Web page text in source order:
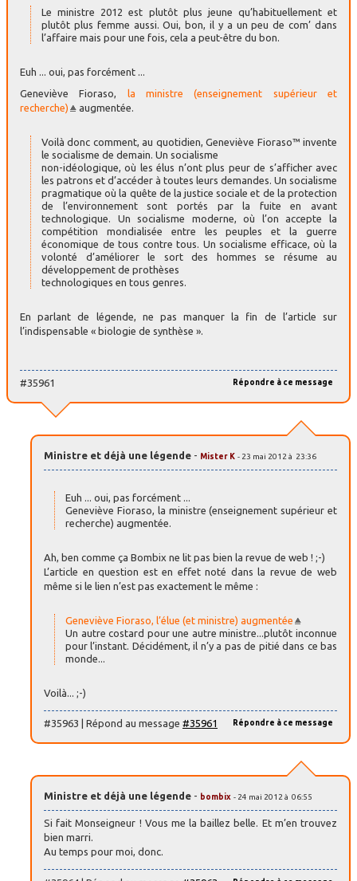
Le ministre 2012 est plutôt plus jeune qu’habituellement et
plutôt plus femme aussi. Oui, bon, il y a un peu de com’ dans
l’affaire mais pour une fois, cela a peut-être du bon.
Euh ... oui, pas forcément ...
Geneviève Fioraso, la ministre (enseignement supérieur et
recherche)
augmentée.
Voilà donc comment, au quotidien, Geneviève Fioraso™ invente
le socialisme de demain. Un socialisme
non-idéologique, où les élus n’ont plus peur de s’afficher avec
les patrons et d’accéder à toutes leurs demandes. Un socialisme
pragmatique où la quête de la justice sociale et de la protection
de l’environnement sont portés par la fuite en avant
technologique. Un socialisme moderne, où l’on accepte la
compétition mondialisée entre les peuples et la guerre
économique de tous contre tous. Un socialisme efficace, où la
volonté d’améliorer le sort des hommes se résume au
développement de prothèses
technologiques en tous genres.
En parlant de légende, ne pas manquer la fin de l’article sur
l’indispensable « biologie de synthèse ».
Répondre à ce message
#35961
Ministre et déjà une légende - Mister K - 23 mai 2012 à 23:36
Euh ... oui, pas forcément ...
Geneviève Fioraso, la ministre (enseignement supérieur et
recherche) augmentée.
Ah, ben comme ça Bombix ne lit pas bien la revue de web ! ;-)
L’article en question est en effet noté dans la revue de web
même si le lien n’est pas exactement le même :
Geneviève Fioraso, l’élue (et ministre) augmentée
Un autre costard pour une autre ministre...plutôt inconnue
pour l’instant. Décidément, il n’y a pas de pitié dans ce bas
monde...
Voilà... ;-)
Répondre à ce message
#35963 | Répond au message #35961
Ministre et déjà une légende - bombix - 24 mai 2012 à 06:55
Si fait Monseigneur ! Vous me la baillez belle. Et m’en trouvez
bien marri.
Au temps pour moi, donc.